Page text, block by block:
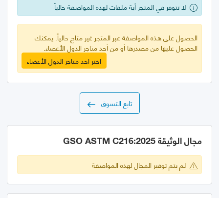
لا تتوفر في المتجر أية ملفات لهذه المواصفة حالياً
الحصول على هذه المواصفة عبر المتجر غير متاح حالياً. يمكنك
الحصول عليها من مصدرها أو من أحد متاجر الدول الأعضاء.
اختر احد متاجر الدول الأعضاء
تابع التسوق
مجال الوثيقة GSO ASTM C216:2025
لم يتم توفير المجال لهذه المواصفة